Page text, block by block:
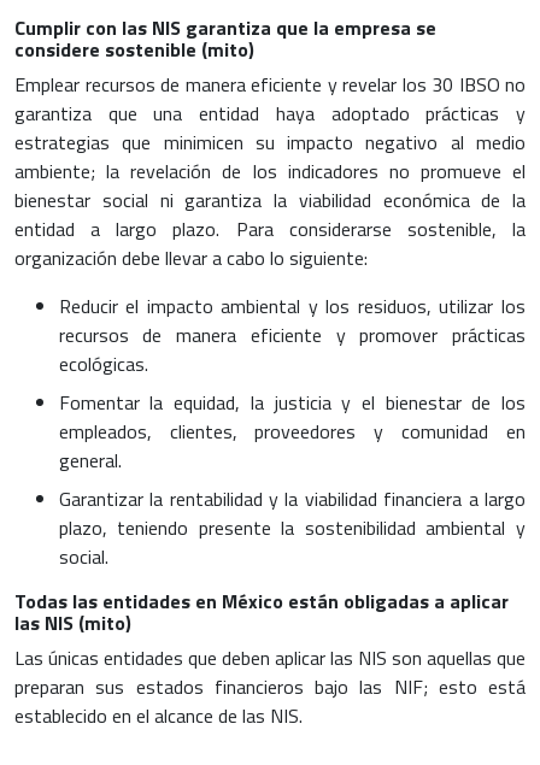
Cumplir con las NIS garantiza que la empresa se
considere sostenible (mito)
Emplear recursos de manera eficiente y revelar los 30 IBSO no
garantiza que una entidad haya adoptado prácticas y
estrategias que minimicen su impacto negativo al medio
ambiente; la revelación de los indicadores no promueve el
bienestar social ni garantiza la viabilidad económica de la
entidad a largo plazo. Para considerarse sostenible, la
organización debe llevar a cabo lo siguiente:
Reducir el impacto ambiental y los residuos, utilizar los
recursos de manera eficiente y promover prácticas
ecológicas.
Fomentar la equidad, la justicia y el bienestar de los
empleados, clientes, proveedores y comunidad en
general.
Garantizar la rentabilidad y la viabilidad financiera a largo
plazo, teniendo presente la sostenibilidad ambiental y
social.
Todas las entidades en México están obligadas a aplicar
las NIS (mito)
Las únicas entidades que deben aplicar las NIS son aquellas que
preparan sus estados financieros bajo las NIF; esto está
establecido en el alcance de las NIS.